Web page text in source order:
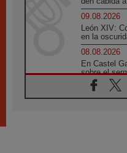
09.08.2026
León XIV:
en la
08.08.2026
En Castel
sobre el
08.08.2026
En